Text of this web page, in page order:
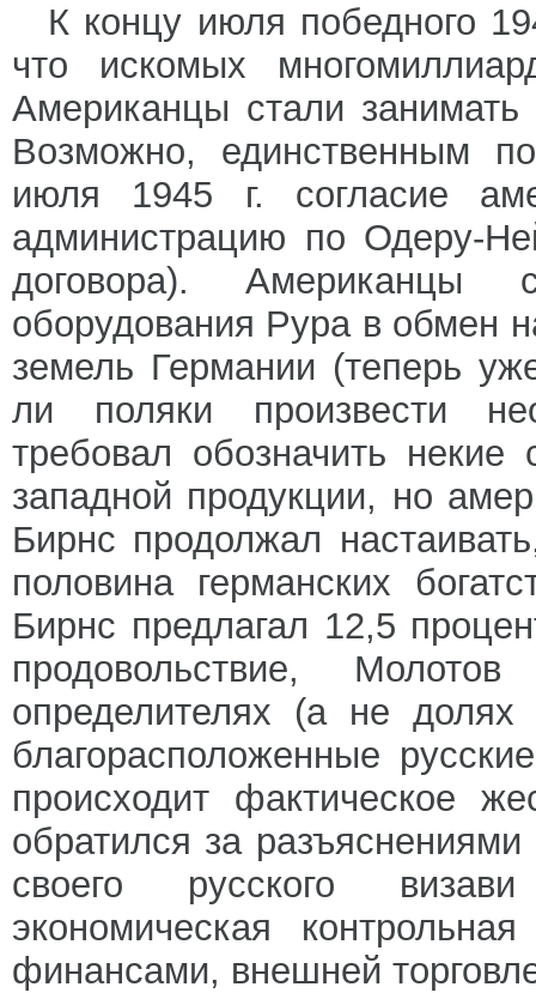
К концу июля победного
что искомых
Американцы стали
Возможно, единственным
июля 1945 г. согласие
администрацию по Одеру-
договора). Американцы
оборудования Рура в обмен
земель Германии (теперь
ли поляки произвести
требовал обозначить
западной продукции, но
Бирнс продолжал
половина германских
Бирнс предлагал 12,5
продовольствие,
определителях (а не
благорасположенные
происходит фактическое
обратился за
своего русского
экономическая
финансами, внешней